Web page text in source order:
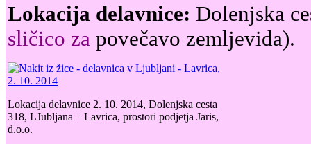
Lokacija delavnice: Dolenjska
sličico za povečavo zemljevida).
Lokacija delavnice 2. 10. 2014, Dolenjska cesta
318, LJubljana – Lavrica, prostori podjetja Jaris,
d.o.o.